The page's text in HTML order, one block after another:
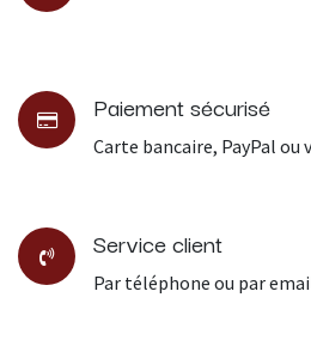
Paiement sécurisé
Carte bancaire, PayPal
Service client
Par téléphone ou par